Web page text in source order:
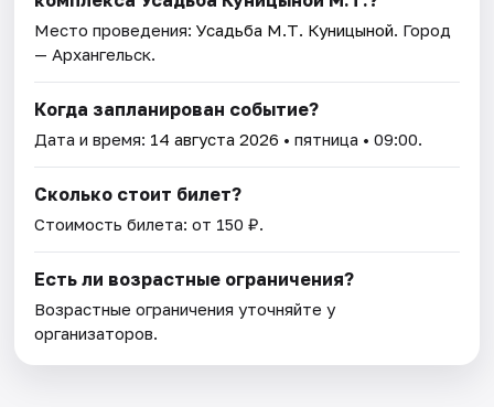
Место проведения:Усадьба М.Т. Куницыной. Город
— Архангельск.
Когда запланирован событие?
Дата и время: 14 августа 2026 • пятница • 09:00.
Сколько стоит билет?
Стоимость билета: от 150 ₽.
Есть ли возрастные ограничения?
Возрастные ограничения уточняйте у
организаторов.